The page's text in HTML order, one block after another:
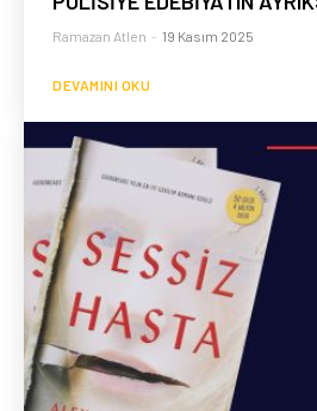
Ramazan Atlen - 19 Kasım 2025
DEVAMINI OKU